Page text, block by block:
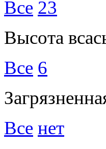
Все 23
Высота
Все 6
Все нет